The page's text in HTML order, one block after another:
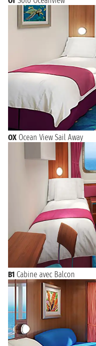
OX Ocean View Sail Away
B1 Cabine avec Balcon